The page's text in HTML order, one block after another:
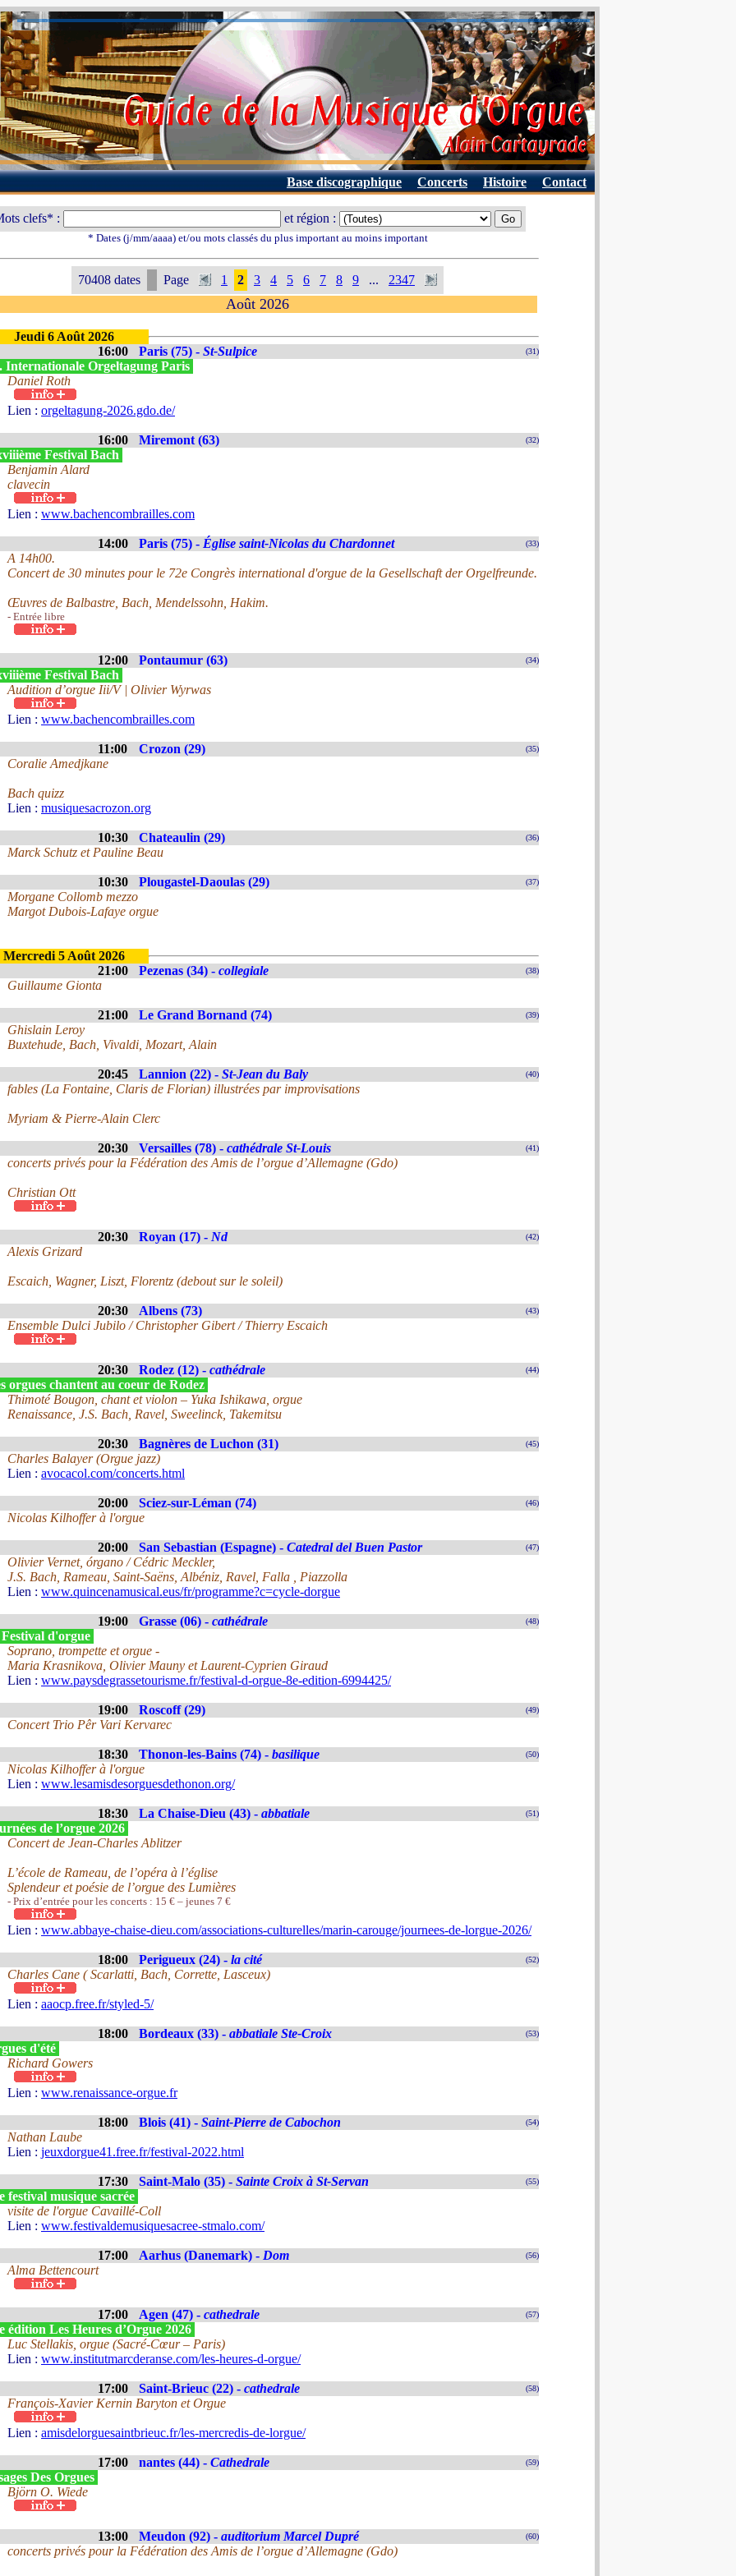
Base discographique Concerts Histoire Contact
clefs* : et région :
* Dates (j/mm/aaaa) et/ou mots classés du plus important au moins important
70408 dates Page 1 2 3 4 5 6 7 8 9 ... 2347
Août 2026
Jeudi 6 Août 2026
16:00
Paris (75) - St-Sulpice (31)
Internationale Orgeltagung Paris
Daniel Roth
Lien : orgeltagung-2026.gdo.de/
16:00 Miremont (63) (32)
Festival Bach
Benjamin Alard
clavecin
Lien : www.bachencombrailles.com
14:00 Paris (75) - Église saint-Nicolas du Chardonnet (33)
A 14h00.
Concert de 30 minutes pour le 72e Congrès international d'orgue de la Gesellschaft der Orgelfreunde.
Œuvres de Balbastre, Bach, Mendelssohn, Hakim.
- Entrée libre
12:00 Pontaumur (63) (34)
Festival Bach
Audition d’orgue Iii/V | Olivier Wyrwas
Lien : www.bachencombrailles.com
11:00 Crozon (29) (35)
Coralie Amedjkane
Bach quizz
Lien : musiquesacrozon.org
10:30 Chateaulin (29) (36)
Marck Schutz et Pauline Beau
10:30 Plougastel-Daoulas (29) (37)
Morgane Collomb mezzo
Margot Dubois-Lafaye orgue
Mercredi 5 Août 2026
21:00
Pezenas (34) - collegiale (38)
Guillaume Gionta
21:00 Le Grand Bornand (74) (39)
Ghislain Leroy
Buxtehude, Bach, Vivaldi, Mozart, Alain
20:45 Lannion (22) - St-Jean du Baly (40)
fables (La Fontaine, Claris de Florian) illustrées par improvisations
Myriam & Pierre-Alain Clerc
20:30 Versailles (78) - cathédrale St-Louis (41)
concerts privés pour la Fédération des Amis de l’orgue d’Allemagne (Gdo)
Christian Ott
20:30 Royan (17) - Nd (42)
Alexis Grizard
Escaich, Wagner, Liszt, Florentz (debout sur le soleil)
20:30 Albens (73) (43)
Ensemble Dulci Jubilo / Christopher Gibert / Thierry Escaich
20:30 Rodez (12) - cathédrale (44)
orgues chantent au coeur de Rodez
Thimoté Bougon, chant et violon – Yuka Ishikawa, orgue
Renaissance, J.S. Bach, Ravel, Sweelinck, Takemitsu
20:30 Bagnères de Luchon (31) (45)
Charles Balayer (Orgue jazz)
Lien : avocacol.com/concerts.html
20:00 Sciez-sur-Léman (74) (46)
Nicolas Kilhoffer à l'orgue
20:00 San Sebastian (Espagne) - Catedral del Buen Pastor (47)
Olivier Vernet, órgano / Cédric Meckler,
J.S. Bach, Rameau, Saint-Saëns, Albéniz, Ravel, Falla , Piazzolla
Lien : www.quincenamusical.eus/fr/programme?c=cycle-dorgue
19:00 Grasse (06) - cathédrale (48)
Festival d'orgue
Soprano, trompette et orgue -
Maria Krasnikova, Olivier Mauny et Laurent-Cyprien Giraud
Lien : www.paysdegrassetourisme.fr/festival-d-orgue-8e-edition-6994425/
19:00 Roscoff (29) (49)
Concert Trio Pêr Vari Kervarec
18:30 Thonon-les-Bains (74) - basilique (50)
Nicolas Kilhoffer à l'orgue
Lien : www.lesamisdesorguesdethonon.org/
18:30 La Chaise-Dieu (43) - abbatiale (51)
de l’orgue 2026
Concert de Jean-Charles Ablitzer
L’école de Rameau, de l’opéra à l’église
Splendeur et poésie de l’orgue des Lumières
- Prix d’entrée pour les concerts : 15 € – jeunes 7 €
Lien : www.abbaye-chaise-dieu.com/associations-culturelles/marin-carouge/journees-de-lorgue-2026/
18:00 Perigueux (24) - la cité (52)
Charles Cane ( Scarlatti, Bach, Corrette, Lasceux)
Lien : aaocp.free.fr/styled-5/
18:00 Bordeaux (33) - abbatiale Ste-Croix (53)
d'été
Richard Gowers
Lien : www.renaissance-orgue.fr
18:00 Blois (41) - Saint-Pierre de Cabochon (54)
Nathan Laube
Lien : jeuxdorgue41.free.fr/festival-2022.html
17:30 Saint-Malo (35) - Sainte Croix à St-Servan (55)
festival musique sacrée
visite de l'orgue Cavaillé-Coll
Lien : www.festivaldemusiquesacree-stmalo.com/
17:00 Aarhus (Danemark) - Dom (56)
Alma Bettencourt
17:00 Agen (47) - cathedrale (57)
édition Les Heures d’Orgue 2026
Luc Stellakis, orgue (Sacré-Cœur – Paris)
Lien : www.institutmarcderanse.com/les-heures-d-orgue/
17:00 Saint-Brieuc (22) - cathedrale (58)
François-Xavier Kernin Baryton et Orgue
Lien : amisdelorguesaintbrieuc.fr/les-mercredis-de-lorgue/
17:00 nantes (44) - Cathedrale (59)
Des Orgues
Björn O. Wiede
13:00 Meudon (92) - auditorium Marcel Dupré (60)
concerts privés pour la Fédération des Amis de l’orgue d’Allemagne (Gdo)